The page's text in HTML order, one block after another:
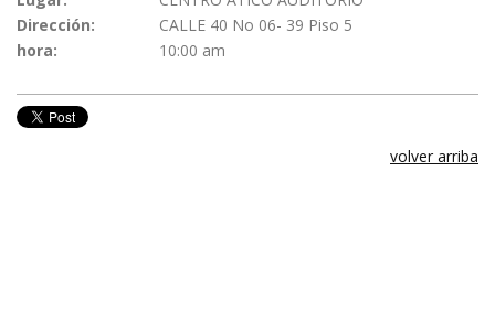
Dirección:
CALLE 40 No 06- 39 Piso 5
hora:
10:00 am
volver arriba